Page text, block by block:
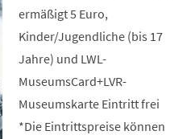
ermäßigt 5 Euro,
Kinder/Jugendliche (bis 17
Jahre) und LWL-
MuseumsCard+LVR-
Museumskarte Eintritt frei
*Die Eintrittspreise können